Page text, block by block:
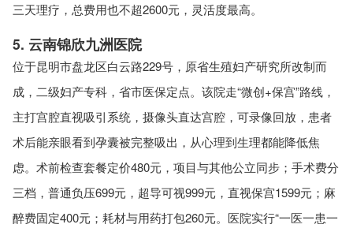
三天理疗，总费用也不超2600元，灵活度最高。
5. 云南锦欣九洲医院
位于昆明市盘龙区白云路229号，原省生殖妇产研究所改制而
成，二级妇产专科，省市医保定点。该院走“微创+保宫”路线，
主打宫腔直视吸引系统，摄像头直达宫腔，可录像回放，患者
术后能亲眼看到孕囊被完整吸出，从心理到生理都能降低焦
虑。术前检查套餐定价480元，项目与其他公立同步；手术费分
三档，普通负压699元，超导可视999元，直视保宫1599元；麻
醉费固定400元；耗材与用药打包260元。医院实行“一医一患一